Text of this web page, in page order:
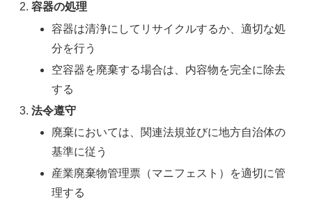
容器の処理
容器は清浄にしてリサイクルするか、適切な処
分を行う
空容器を廃棄する場合は、内容物を完全に除去
する
法令遵守
廃棄においては、関連法規並びに地方自治体の
基準に従う
産業廃棄物管理票（マニフェスト）を適切に管
理する